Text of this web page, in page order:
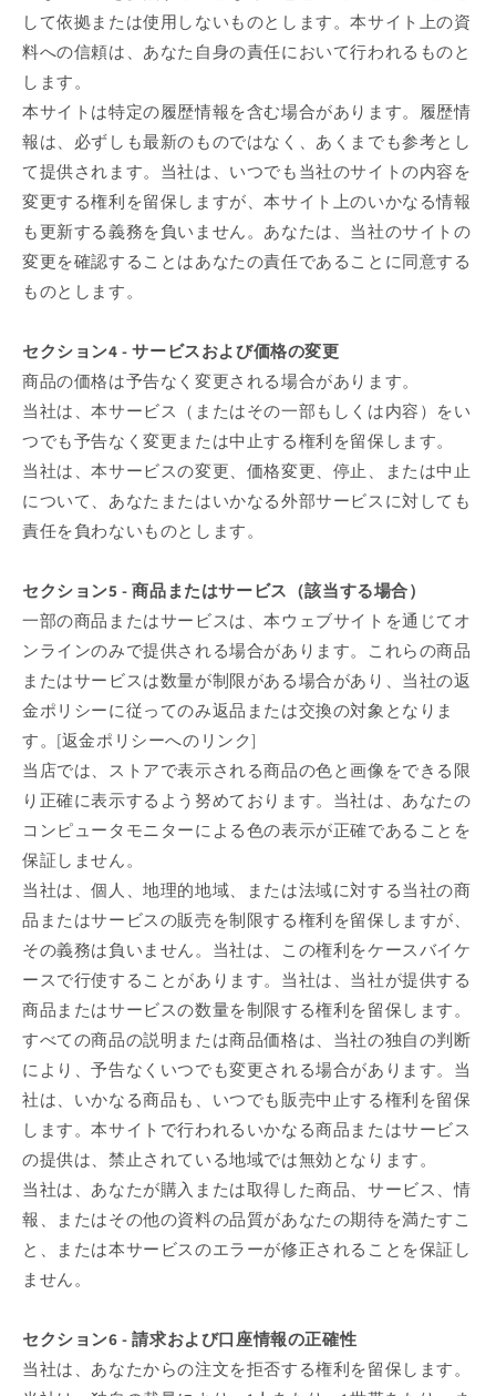
して依拠または使用しないものとします。本サイト上の資
料への信頼は、あなた自身の責任において行われるものと
します。
本サイトは特定の履歴情報を含む場合があります。履歴情
報は、必ずしも最新のものではなく、あくまでも参考とし
て提供されます。当社は、いつでも当社のサイトの内容を
変更する権利を留保しますが、本サイト上のいかなる情報
も更新する義務を負いません。あなたは、当社のサイトの
変更を確認することはあなたの責任であることに同意する
ものとします。
セクション4 - サービスおよび価格の変更
商品の価格は予告なく変更される場合があります。
当社は、本サービス（またはその一部もしくは内容）をい
つでも予告なく変更または中止する権利を留保します。
当社は、本サービスの変更、価格変更、停止、または中止
について、あなたまたはいかなる外部サービスに対しても
責任を負わないものとします。
セクション5 - 商品またはサービス（該当する場合）
一部の商品またはサービスは、本ウェブサイトを通じてオ
ンラインのみで提供される場合があります。これらの商品
またはサービスは数量が制限がある場合があり、当社の返
金ポリシーに従ってのみ返品または交換の対象となりま
す。[返金ポリシーへのリンク]
当店では、ストアで表示される商品の色と画像をできる限
り正確に表示するよう努めております。当社は、あなたの
コンピュータモニターによる色の表示が正確であることを
保証しません。
当社は、個人、地理的地域、または法域に対する当社の商
品またはサービスの販売を制限する権利を留保しますが、
その義務は負いません。当社は、この権利をケースバイケ
ースで行使することがあります。当社は、当社が提供する
商品またはサービスの数量を制限する権利を留保します。
すべての商品の説明または商品価格は、当社の独自の判断
により、予告なくいつでも変更される場合があります。当
社は、いかなる商品も、いつでも販売中止する権利を留保
します。本サイトで行われるいかなる商品またはサービス
の提供は、禁止されている地域では無効となります。
当社は、あなたが購入または取得した商品、サービス、情
報、またはその他の資料の品質があなたの期待を満たすこ
と、または本サービスのエラーが修正されることを保証し
ません。
セクション6 - 請求および口座情報の正確性
当社は、あなたからの注文を拒否する権利を留保します。